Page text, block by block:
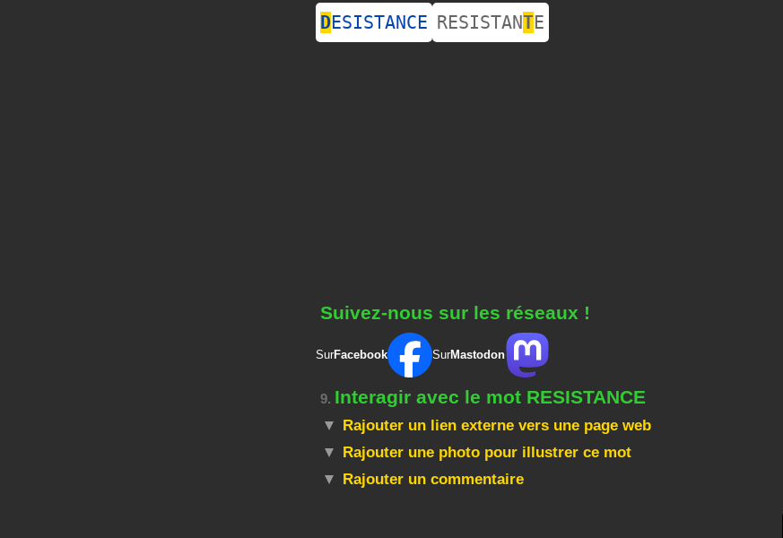
DESISTANCE RESISTANTE
Suivez-nous sur les réseaux !
SurFacebook SurMastodon
9. Interagir avec le mot RESISTANCE
Rajouter un lien externe vers une page web
Rajouter une photo pour illustrer ce mot
Rajouter un commentaire